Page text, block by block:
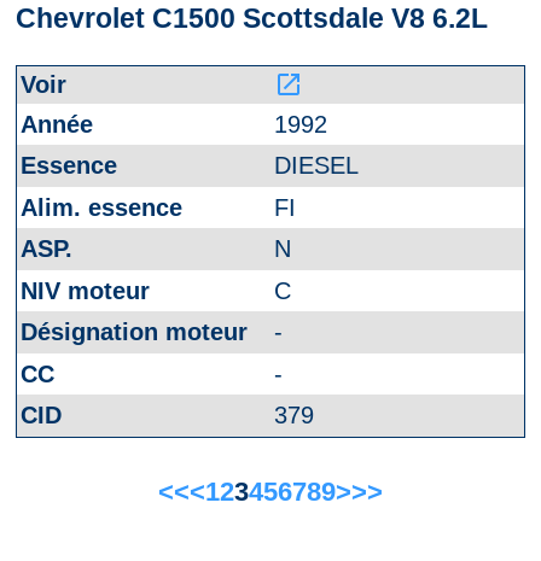
Chevrolet C1500 Scottsdale V8 6.2L
launch
1992
DIESEL
FI
N
C
-
-
379
<<<123456789>>>